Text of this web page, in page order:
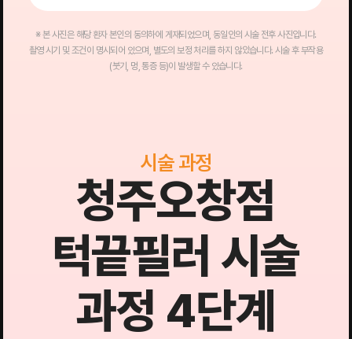
※ 본 사진은 해당 환자 본인의 동의하에 게재되었으며, 동일인의 시술 전후 사진입니다.
촬영 시기 및 조건이 명시되어 있으며, 별도의 보정 처리를 하지 않았습니다. 시술 후 부작용
(붓기, 멍, 통증 등)이 발생할 수 있습니다.
시술 과정
청주오창점
턱끝필러 시술
과정 4단계